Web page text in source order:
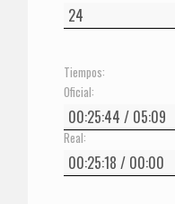
Tiempos:
Oficial:
Real: